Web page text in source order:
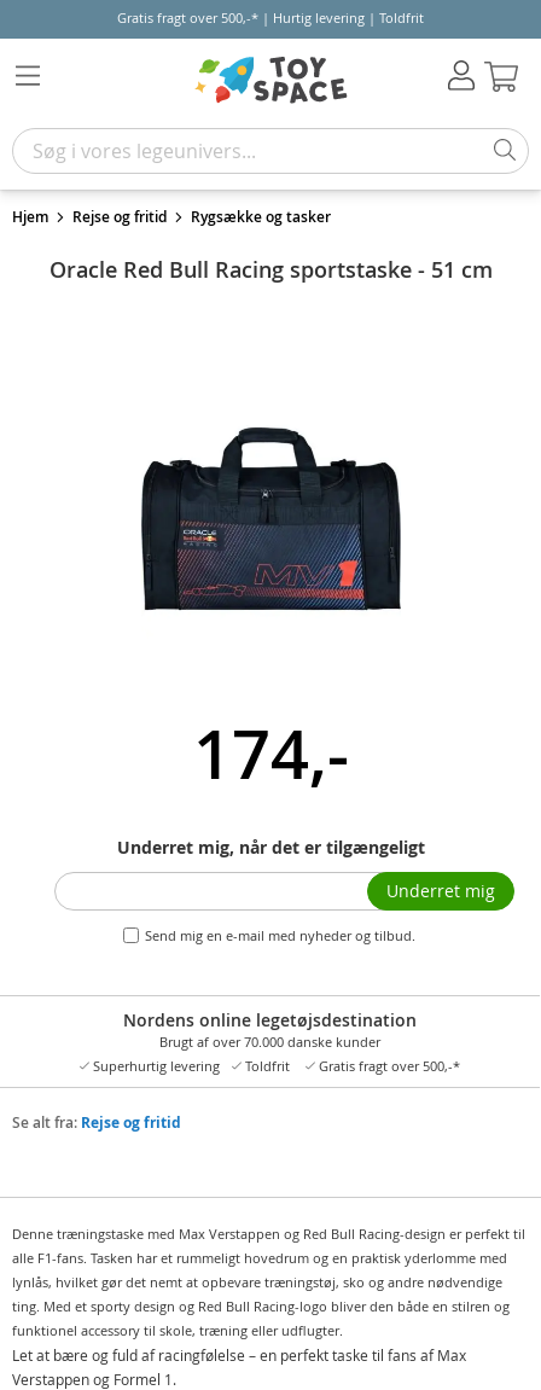
Gratis fragt over 500,-* | Hurtig levering | Toldfrit
Hjem Rejse og fritid Rygsække og tasker
Oracle Red Bull Racing sportstaske - 51 cm
174,-
Underret mig, når det er tilgængeligt
Send mig en e-mail med nyheder og tilbud.
Underret mig
Nordens online legetøjsdestination
Brugt af over 70.000 danske kunder
Superhurtig levering
Toldfrit Gratis fragt over 500,-*
Se alt fra: Rejse og fritid
Denne træningstaske med Max Verstappen og Red Bull Racing-design er perfekt til
alle F1-fans. Tasken har et rummeligt hovedrum og en praktisk yderlomme med
lynlås, hvilket gør det nemt at opbevare træningstøj, sko og andre nødvendige
ting. Med et sporty design og Red Bull Racing-logo bliver den både en stilren og
funktionel accessory til skole, træning eller udflugter.
Let at bære og fuld af racingfølelse – en perfekt taske til fans af Max
Verstappen og Formel 1.